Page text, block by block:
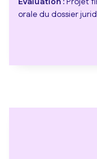
orale du dossier